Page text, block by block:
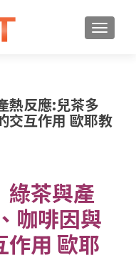
熱反應:兒茶多
交互作用 歐耶教
綠茶與產
咖啡因與
作用 歐耶